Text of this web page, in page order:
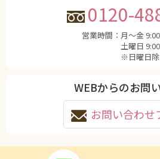
0120-
営業時間： 月〜金
土曜日
※日曜日除
WEBからのお問
お問い合わせ